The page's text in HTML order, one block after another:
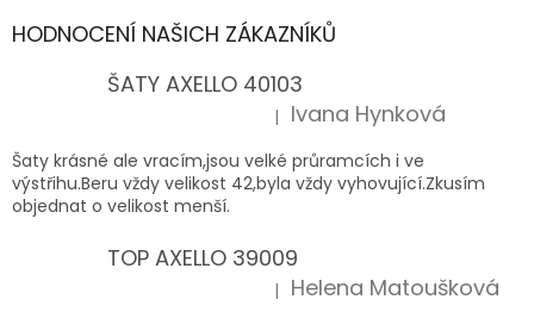
HODNOCENÍ NAŠICH ZÁKAZNÍKŮ
ŠATY AXELLO 40103
Hodnocení produktu je 5 z 5 hvězdiček.
| Ivana Hynková
Šaty krásné ale vracím,jsou velké průramcích i ve
výstřihu.Beru vždy velikost 42,byla vždy vyhovující.Zkusím
objednat o velikost menší.
TOP AXELLO 39009
Hodnocení produktu je 5 z 5 hvězdiček.
| Helena Matoušková